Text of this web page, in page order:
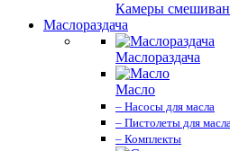
Камеры
Маслораздача
Маслораздача
Масло
– Насосы для масла
– Пистолеты для
– Комплекты